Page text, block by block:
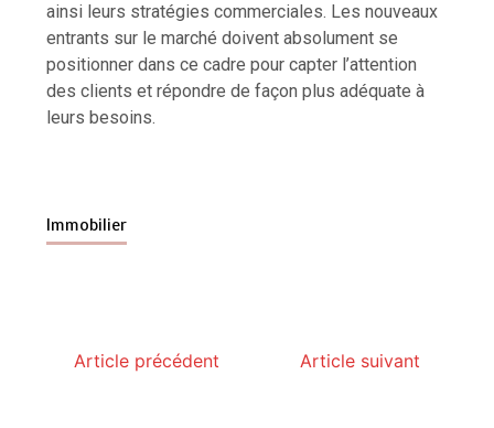
ainsi leurs stratégies commerciales. Les nouveaux
entrants sur le marché doivent absolument se
positionner dans ce cadre pour capter l’attention
des clients et répondre de façon plus adéquate à
leurs besoins.
Immobilier
Article précédent Article suivant